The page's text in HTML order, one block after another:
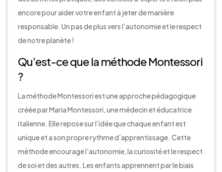
encore pour aider votre enfant à jeter de manière
responsable. Un pas de plus vers l’autonomie et le respect
de notre planète !
Qu’est-ce que la méthode Montessori
?
La méthode Montessori est une approche pédagogique
créée par Maria Montessori, une médecin et éducatrice
italienne. Elle repose sur l’idée que chaque enfant est
unique et a son propre rythme d’apprentissage. Cette
méthode encourage l’autonomie, la curiosité et le respect
de soi et des autres. Les enfants apprennent par le biais